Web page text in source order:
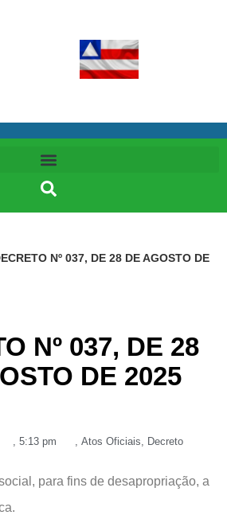
Nº 037, DE 28 DE AGOSTO DE
Nº 037, DE 28
DE 2025
, 5:13 pm , Atos Oficiais, Decreto
para fins de desapropriação, a